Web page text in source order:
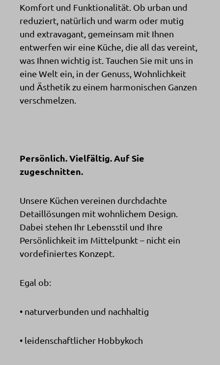
Komfort und Funktionalität. Ob urban und
reduziert, natürlich und warm oder mutig
und extravagant, gemeinsam mit Ihnen
entwerfen wir eine Küche, die all das vereint,
was Ihnen wichtig ist. Tauchen Sie mit uns in
eine Welt ein, in der Genuss, Wohnlichkeit
und Ästhetik zu einem harmonischen Ganzen
verschmelzen.
Persönlich. Vielfältig. Auf Sie
zugeschnitten.
Unsere Küchen vereinen durchdachte
Detaillösungen mit wohnlichem Design.
Dabei stehen Ihr Lebensstil und Ihre
Persönlichkeit im Mittelpunkt – nicht ein
vordefiniertes Konzept.
Egal ob:
• naturverbunden und nachhaltig
• leidenschaftlicher Hobbykoch